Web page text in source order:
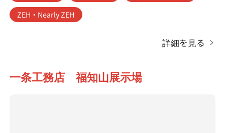
ZEH・Nearly ZEH
詳細を見る
一条工務店 福知山展示場